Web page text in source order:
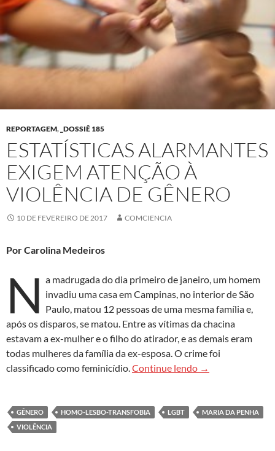
REPORTAGEM, _DOSSIÊ 185
ESTATÍSTICAS ALARMANTES
EXIGEM ATENÇÃO À
VIOLÊNCIA DE GÊNERO
10 DE FEVEREIRO DE 2017 COMCIENCIA
Por Carolina Medeiros
N a madrugada do dia primeiro de janeiro, um homem
invadiu uma casa em Campinas, no interior de São
Paulo, matou 12 pessoas de uma mesma família e,
após os disparos, se matou. Entre as vítimas da chacina
estavam a ex-mulher e o filho do atirador, e as demais eram
todas mulheres da família da ex-esposa. O crime foi
classificado como feminicídio.Continue lendo Estatísticas
→
GÊNERO HOMO-LESBO-TRANSFOBIA LGBT
MARIA DA PENHA
VIOLÊNCIA